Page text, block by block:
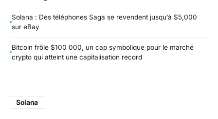
Solana : Des téléphones Saga se revendent jusqu’à $5,000
sur eBay
Bitcoin frôle $100 000, un cap symbolique pour le marché
crypto qui atteint une capitalisation record
Solana